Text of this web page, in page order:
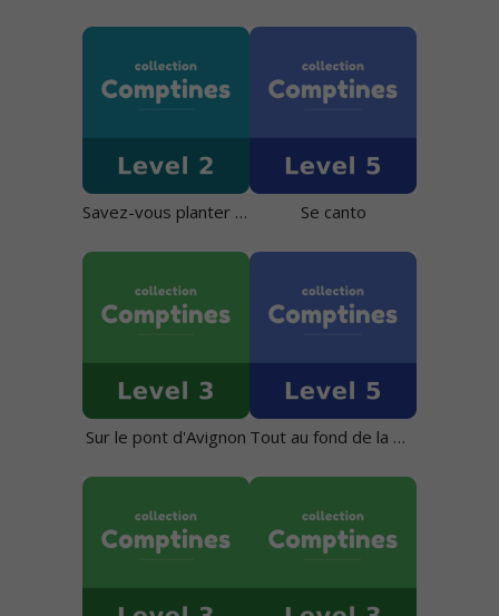
Savez-vous planter les choux ? Se canto
Sur le pont d'Avignon Tout au fond de la mer